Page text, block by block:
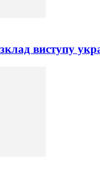
виступу